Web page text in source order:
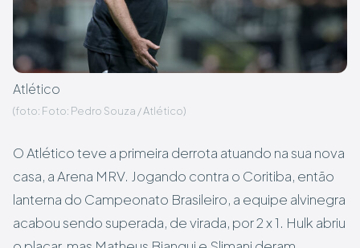
Atlético
(foto: Foto: Pedro Souza / Atlético)
O Atlético teve a primeira derrota atuando na sua nova
casa, a Arena MRV. Jogando contra o Coritiba, então
lanterna do Campeonato Brasileiro, a equipe alvinegra
acabou sendo superada, de virada, por 2 x 1. Hulk abriu
o placar, mas Matheus Bianqui e Slimani deram